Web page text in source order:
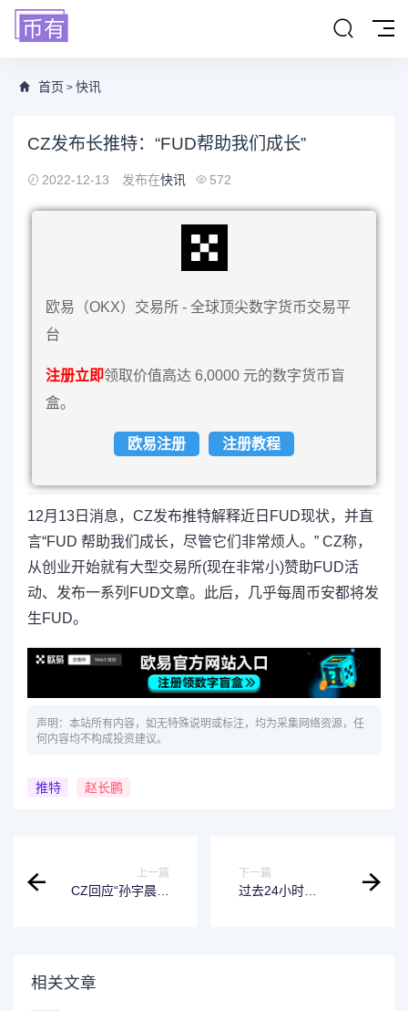
首页 > 快讯
CZ发布长推特：“FUD帮助我们成长”
2022-12-13 发布在快讯 572
欧易（OKX）交易所 - 全球顶尖数字货币交易平
台
注册立即领取价值高达 6,0000 元的数字货币盲
盒。
欧易注册 注册教程
12月13日消息，CZ发布推特解释近日FUD现状，并直
言“FUD 帮助我们成长，尽管它们非常烦人。” CZ称，
从创业开始就有大型交易所(现在非常小)赞助FUD活
动、发布一系列FUD文章。此后，几乎每周币安都将发
生FUD。
声明：本站所有内容，如无特殊说明或标注，均为采集网络资源，任
何内容均不构成投资建议。
推特 赵长鹏
上一篇
CZ回应“孙宇晨向
下一篇
过去24小时
相关文章